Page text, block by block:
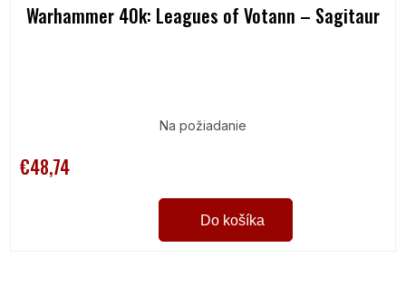
Warhammer 40k: Leagues of Votann – Sagitaur
Na požiadanie
€48,74
Do košíka